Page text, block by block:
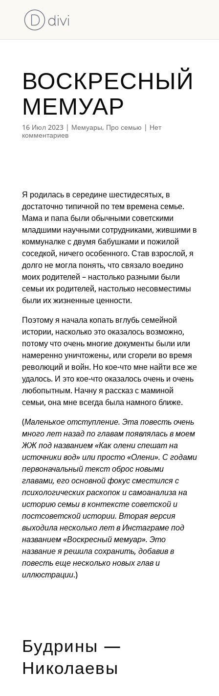
ВОСКРЕСНЫЙ
МЕМУАР
16 Июл 2023| Мемуары, Про семью | Нет
комментариев
Я родилась в середине шестидесятых, в
достаточно типичной по тем времена семье.
Мама и папа были обычными советскими
младшими научными сотрудниками, жившими в
коммуналке с двумя бабушками и пожилой
соседкой, ничего особенного. Став взрослой, я
долго не могла понять, что связало воедино
моих родителей – настолько разными были
семьи их родителей, настолько несовместимы
были их жизненные ценности.
Поэтому я начала копать вглубь семейной
истории, насколько это оказалось возможно,
потому что очень многие документы были или
намеренно уничтожены, или сгорели во время
революций и войн. Но кое-что мне найти все же
удалось. И это кое-что оказалось очень и очень
любопытным. Начну я рассказ с маминой
семьи, она мне всегда была намного ближе.
(Маленькое отступление. Эта повесть очень
много лет назад по главам появлялась в моем
ЖЖ под названием «Как олени спешат на
источники вод» или просто «Олени». С годами
первоначальный текст оброс новыми
главами, его основной фокус сместился с
психологических раскопок и самоанализа на
историю семьи в контексте советской и
постсоветской истории. Вторая версия
выходила несколько лет в Инстаграме под
названием «Воскресный мемуар». Это
название я решила сохранить, добавив в
повесть еще несколько новых глав и
иллюстрации.)
Будрины —
Николаевы